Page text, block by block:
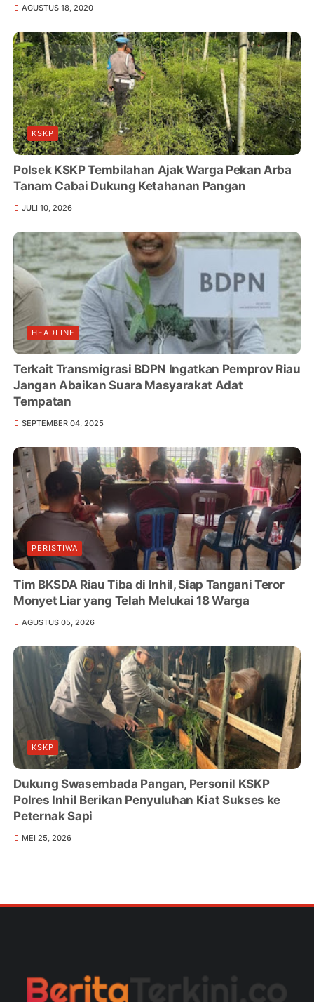
AGUSTUS 18, 2020
KSKP
Polsek KSKP Tembilahan Ajak Warga Pekan Arba
Tanam Cabai Dukung Ketahanan Pangan
JULI 10, 2026
HEADLINE
Terkait Transmigrasi BDPN Ingatkan Pemprov Riau
Jangan Abaikan Suara Masyarakat Adat
Tempatan
SEPTEMBER 04, 2025
PERISTIWA
Tim BKSDA Riau Tiba di Inhil, Siap Tangani Teror
Monyet Liar yang Telah Melukai 18 Warga
AGUSTUS 05, 2026
KSKP
Dukung Swasembada Pangan, Personil KSKP
Polres Inhil Berikan Penyuluhan Kiat Sukses ke
Peternak Sapi
MEI 25, 2026